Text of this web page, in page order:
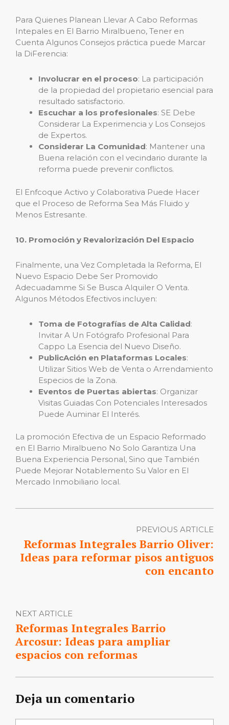
Para Quienes Planean Llevar A Cabo Reformas
Intepales en El Barrio Miralbueno, Tener en
Cuenta Algunos Consejos práctica puede Marcar
la DiFerencia:
Involucrar en el proceso: La participación
de la propiedad del propietario esencial para
resultado satisfactorio.
Escuchar a los profesionales: SE Debe
Considerar La Experimencia y Los Consejos
de Expertos.
Considerar La Comunidad: Mantener una
Buena relación con el vecindario durante la
reforma puede prevenir conflictos.
El Enfcoque Activo y Colaborativa Puede Hacer
que el Proceso de Reforma Sea Más Fluido y
Menos Estresante.
10. Promoción y Revalorización Del Espacio
Finalmente, una Vez Completada la Reforma, El
Nuevo Espacio Debe Ser Promovido
Adecuadamme Si Se Busca Alquiler O Venta.
Algunos Métodos Efectivos incluyen:
Toma de Fotografías de Alta Calidad:
Invitar A Un Fotógrafo Profesional Para
Cappo La Esencia del Nuevo Diseño.
PublicAción en Plataformas Locales:
Utilizar Sitios Web de Venta o Arrendamiento
Especios de la Zona.
Eventos de Puertas abiertas: Organizar
Visitas Guiadas Con Potenciales Interesados ​​
Puede Auminar El Interés.
La promoción Efectiva de un Espacio Reformado
en El Barrio Miralbueno No Solo Garantiza Una
Buena Experiencia Personal, Sino que También
Puede Mejorar Notablemento Su Valor en El
Mercado Inmobiliario local.
PREVIOUS ARTICLE
Reformas Integrales Barrio Oliver:
Ideas para reformar pisos antiguos
con encanto
NEXT ARTICLE
Reformas Integrales Barrio
Arcosur: Ideas para ampliar
espacios con reformas
Deja un comentario